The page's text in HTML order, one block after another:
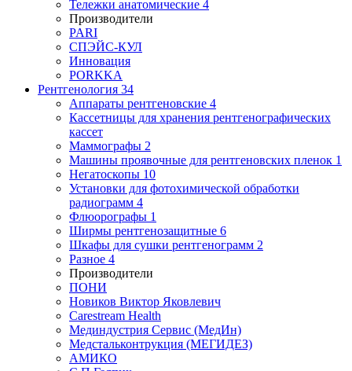
Тележки анатомические 4
Производители
PARI
СПЭЙС-КУЛ
Инновация
PORKKA
Рентгенология 34
Аппараты рентгеновские 4
Кассетницы для хранения рентгенографических
кассет
Маммографы 2
Машины проявочные для рентгеновских пленок 1
Негатоскопы 10
Установки для фотохимической обработки
радиограмм 4
Флюорографы 1
Ширмы рентгенозащитные 6
Шкафы для сушки рентгенограмм 2
Разное 4
Производители
ПОНИ
Новиков Виктор Яковлевич
Carestream Health
Мединдустрия Сервис (МедИн)
Медстальконтрукция (МЕГИДЕЗ)
АМИКО